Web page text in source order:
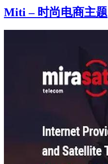
Miti – 时尚电商主题